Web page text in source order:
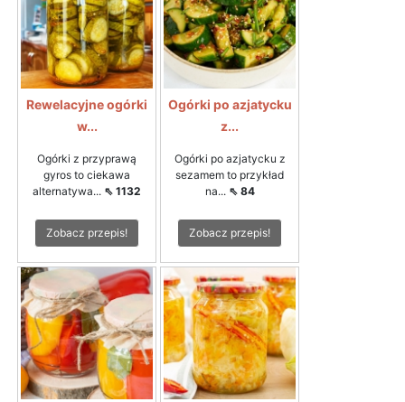
Rewelacyjne ogórki
w...
Ogórki z przyprawą
gyros to ciekawa
alternatywa... ⇖ 1132
Zobacz przepis!
Ogórki po azjatycku
z...
Ogórki po azjatycku z
sezamem to przykład
na... ⇖ 84
Zobacz przepis!